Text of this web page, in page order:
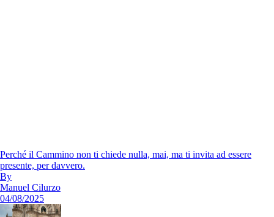
Perché il Cammino non ti chiede nulla, mai, ma ti invita ad essere
presente, per davvero.
By
Manuel Cilurzo
04/08/2025